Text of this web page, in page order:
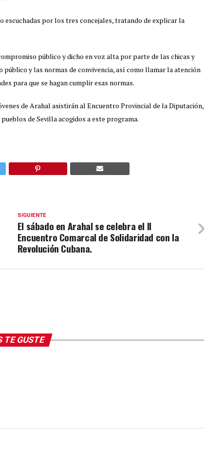
escuchadas por los tres concejales, tratando de explicar la
público y dicho en voz alta por parte de las chicas y
y las normas de convivencia, así como llamar la atención
para que se hagan cumplir esas normas.
de Arahal asistirán al Encuentro Provincial de la Diputación,
de Sevilla acogidos a este programa.
SIGUIENTE
El sábado en Arahal se celebra el II
Encuentro Comarcal de Solidaridad con la
Revolución Cubana.
TE GUSTE